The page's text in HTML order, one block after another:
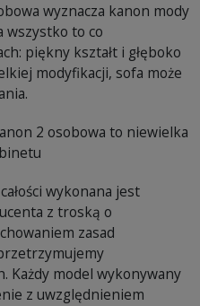
wyznacza kanon mody
wszystko to co
piękny kształt i głęboko
modyfikacji, sofa może
2 osobowa to niewielka
wykonana jest
z troską o
zasad
Każdy model wykonywany
z uwzględnieniem